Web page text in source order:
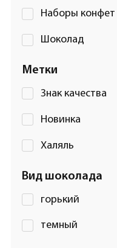
Наборы конфет
Шоколад
Метки
Знак качества
Новинка
Халяль
Вид шоколада
горький
темный